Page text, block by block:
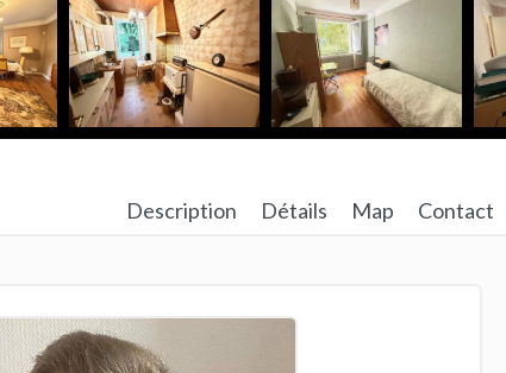
Description Détails Map Contact